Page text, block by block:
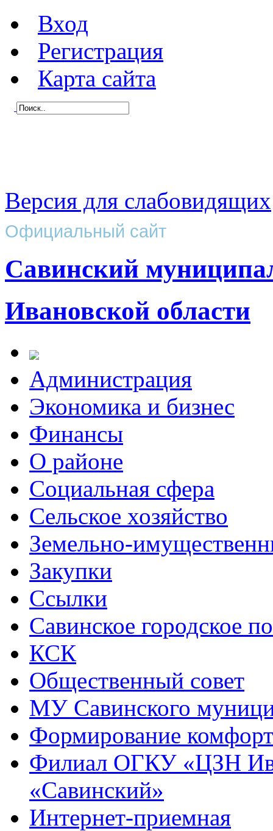
Вход
Регистрация
Карта сайта
Версия для слабовидящих
Официальный сайт
Савинский
Ивановской области
Администрация
Экономика и бизнес
Финансы
О районе
Социальная сфера
Сельское хозяйство
Земельно-
Закупки
Ссылки
Савинское городское
КСК
Общественный совет
МУ Савинского
Формирование
Филиал ОГКУ «ЦЗН
«Савинский»
Интернет-приемная